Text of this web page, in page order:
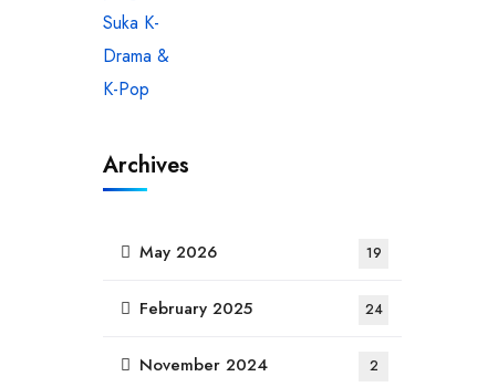
Archives
May 2026 19
February 2025 24
November 2024 2